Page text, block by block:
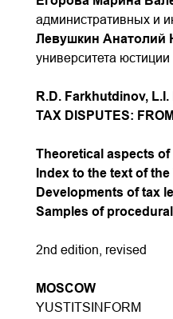
административных и
Левушкин Анатолий
университета
R.D. Farkhutdinov,
TAX DISPUTES:
Theoretical aspects
Index to the text of
Developments of tax
Samples of
2nd edition, revised
MOSCOW
YUSTITSINFORM